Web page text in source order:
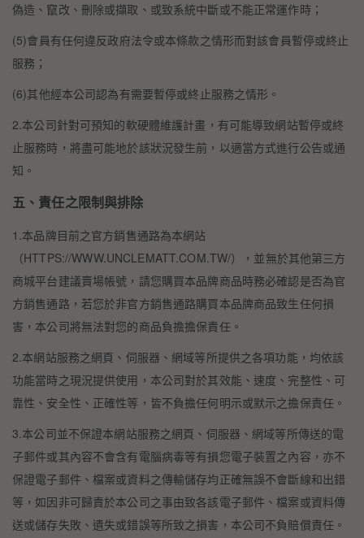
偽造、竄改、刪除或擷取、或致系統中斷或不能正常運作時；
(5)會員有任何違反政府法令或本條款之情形而對該會員暫停或終止
服務；
(6)其他經本公司認為有需要暫停或終止服務之情形。
2.本公司針對可預知的軟硬體維護計畫，有可能導致網站暫停或終
止服務時，將盡可能地於該狀況發生前，以適當方式進行公告或通
知。
五、責任之限制與排除
1.本品牌目前之官方銷售通路為本網站
（HTTPS://WWW.UNCLEMATT.COM.TW/），並無於其他第三方
商城平台建議賣場帳號，請您購買本品牌商品時務必確認是否為官
方銷售通路，若您於非官方銷售通路購買本品牌商品致生任何損
害，本公司將無法對您的商品負擔擔保責任。
2.本網站服務之網頁、伺服器、網域等所提供之各項功能，均依該
功能當時之現況提供使用，本公司對於其效能、速度、完整性、可
靠性、安全性、正確性等，皆不負擔任何明示或默示之擔保責任。
3.本公司並不保證本網站服務之網頁、伺服器、網域等所傳送的電
子郵件或其內容不會含有電腦病毒等有損您電子裝置之內容，亦不
保證電子郵件、檔案或資料之傳輸儲存均正確無誤不會斷線和出錯
等，如因非可歸責於本公司之事由致各該電子郵件、檔案或資料傳
送或儲存失敗、遺失或錯誤等所致之損害，本公司不負賠償責任。